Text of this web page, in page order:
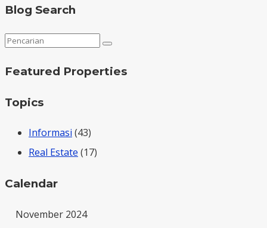
Blog Search
Featured Properties
Topics
Informasi (43)
Real Estate (17)
Calendar
November 2024